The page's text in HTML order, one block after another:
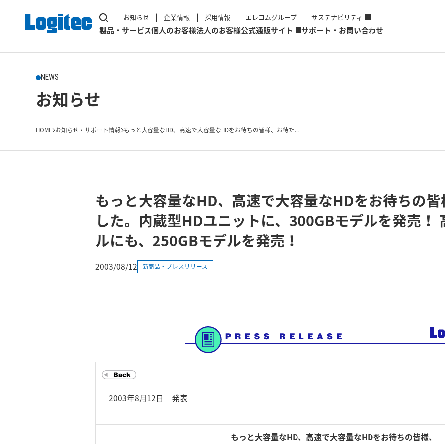
お知らせ 企業情報 採用情報 エレコムグループ サステナビリティ
製品・サービス個人のお客様法人のお客様公式通販サイト サポート・お問い合わせ
NEWS
お知らせ
HOME お知らせ・サポート情報 もっと大容量なHD、高速で大容量なHDをお待ちの皆様、お待た...
もっと大容量なHD、高速で大容量なHDをお待ちの
した。内蔵型HDユニットに、300GBモデルを発売
ルにも、250GBモデルを発売！
2003/08/12 新商品・プレスリリース
2003年8月12日 発表
もっと大容量なHD、高速で大容量なHDをお待ちの皆様、